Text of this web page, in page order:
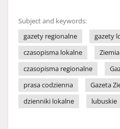
Subject and keywords:
gazety regionalne
gazety
czasopisma lokalne
czasopisma regionalne
prasa codzienna
Gazeta
dzienniki lokalne
lubuskie